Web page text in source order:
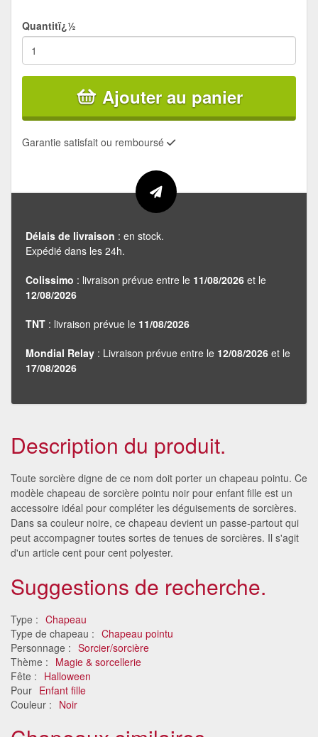
Quantitï¿½
Ajouter au panier
Garantie satisfait ou remboursé
Délais de livraison : en stock.
Expédié dans les 24h.
Colissimo : livraison prévue entre le 11/08/2026 et le
12/08/2026
TNT : livraison prévue le 11/08/2026
Mondial Relay : Livraison prévue entre le 12/08/2026 et le
17/08/2026
Description du produit.
Toute sorcière digne de ce nom doit porter un chapeau pointu. Ce
modèle chapeau de sorcière pointu noir pour enfant fille est un
accessoire idéal pour compléter les déguisements de sorcières.
Dans sa couleur noire, ce chapeau devient un passe-partout qui
peut accompagner toutes sortes de tenues de sorcières. Il s'agit
d'un article cent pour cent polyester.
Suggestions de recherche.
Type : Chapeau
Type de chapeau : Chapeau pointu
Personnage : Sorcier/sorcière
Thème : Magie & sorcellerie
Fête : Halloween
Pour Enfant fille
Couleur : Noir